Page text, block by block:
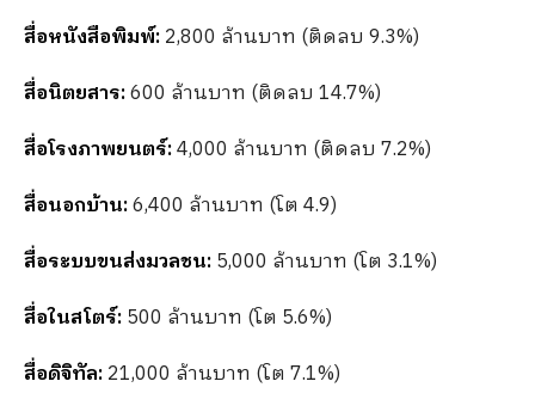
สื่อหนังสือพิมพ์:2,800 ล้านบาท (ติดลบ 9.3%)
สื่อนิตยสาร:600 ล้านบาท (ติดลบ 14.7%)
สื่อโรงภาพยนตร์:4,000 ล้านบาท (ติดลบ 7.2%)
สื่อนอกบ้าน:6,400 ล้านบาท (โต 4.9)
สื่อระบบขนส่งมวลชน:5,000 ล้านบาท (โต 3.1%)
สื่อในสโตร์:500 ล้านบาท (โต 5.6%)
สื่อดิจิทัล:21,000 ล้านบาท (โต 7.1%)